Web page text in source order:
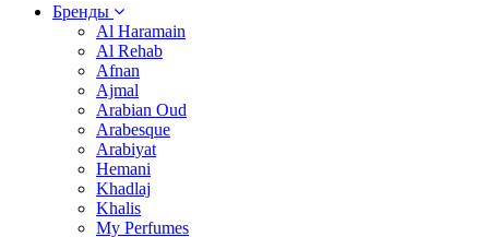
Бренды
Al Haramain
Al Rehab
Afnan
Ajmal
Arabian Oud
Arabesque
Arabiyat
Hemani
Khadlaj
Khalis
My Perfumes